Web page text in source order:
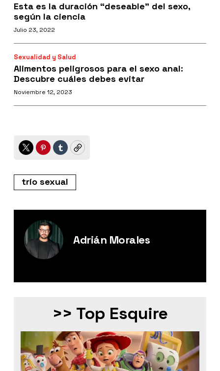
Esta es la duración “deseable” del sexo,
según la ciencia
Julio 23, 2022
Sexualidad y Salud
Alimentos peligrosos para el sexo anal:
Descubre cuáles debes evitar
Noviembre 12, 2023
TwitterPinterest
TumblrCopy
trío sexual
Adrián Morales
>> Top Esquire